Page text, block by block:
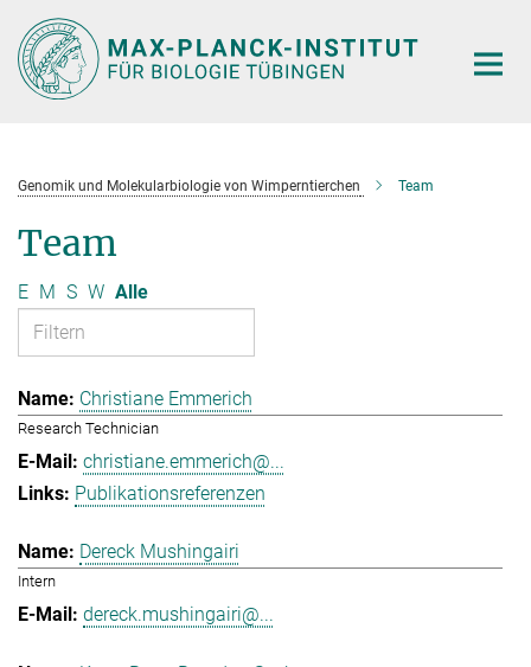
Hauptinhalt
Genomik und Molekularbiologie von Wimperntierchen Team
Team
E M S W Alle
Christiane Emmerich
Research Technician
christiane.emmerich@...
Publikationsreferenzen
Dereck Mushingairi
Intern
dereck.mushingairi@...